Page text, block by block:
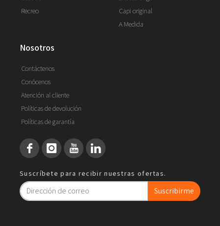
Recreo
Capi original
A Medida
nosotros
Contáctenos
Conócenos
Atención al cliente
Políticas de devolución
Políticas de garantía
Suscríbete para recibir nuestras ofertas.
Suscribirme